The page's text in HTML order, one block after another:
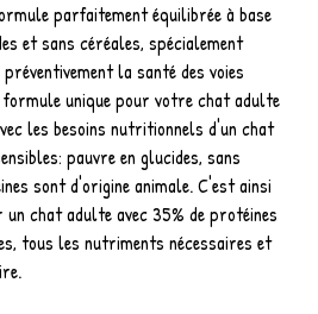
parfaitement équilibrée à base
et sans céréales, spécialement
la santé des voies
unique pour votre chat adulte
les besoins nutritionnels d'un chat
pauvre en glucides, sans
sont d'origine animale. C'est ainsi
chat adulte avec 35% de protéines
tous les nutriments nécessaires et